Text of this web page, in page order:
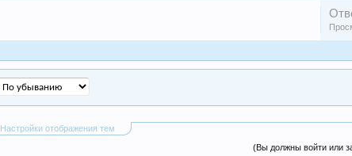
Настройки отображения тем
(Вы должны войти или